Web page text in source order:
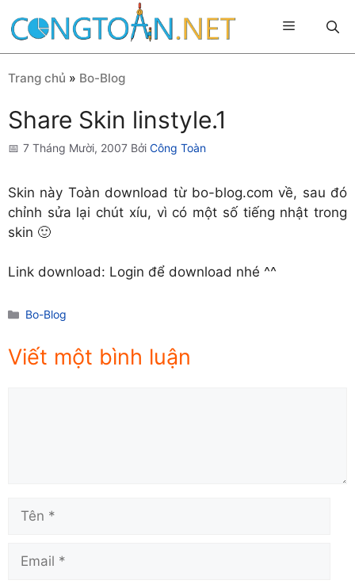
đến
Menu
Trang chủ » Bo-Blog
Share Skin linstyle.1
7 Tháng Mười, 2007 Bởi Công Toàn
Skin này Toàn download từ bo-blog.com về, sau đó
chỉnh sửa lại chút xíu, vì có một số tiếng nhật trong
skin 🙂
Link download: Login để download nhé ^^
Danh
Bo-Blog
Viết một bình luận